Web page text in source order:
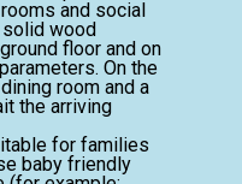
and social
wood
floor and on
On the
room and a
the arriving
for families
baby friendly